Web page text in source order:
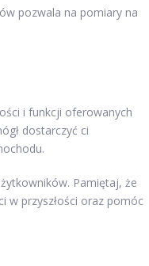
pozwala na pomiary na
i funkcji oferowanych
dostarczyć ci
Pamiętaj, że
w przyszłości oraz pomóc